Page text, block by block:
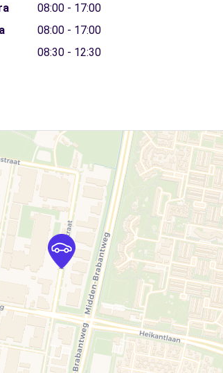
08:00 - 17:00
08:00 - 17:00
08:30 - 12:30